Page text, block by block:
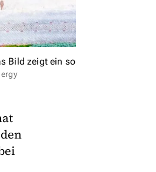
Bild zeigt ein so